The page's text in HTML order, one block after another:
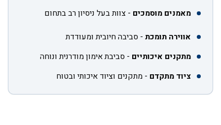
מאמנים מוסמכים - צוות בעל ניסיון רב בתחום
אווירה תומכת - סביבה חיובית ומעודדת
מתקנים איכותיים - סביבת אימון מודרנית ונוחה
ציוד מתקדם - מתקנים וציוד איכותי ובטוח